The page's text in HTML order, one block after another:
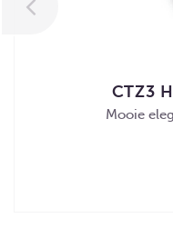
CTZ3
Mooie